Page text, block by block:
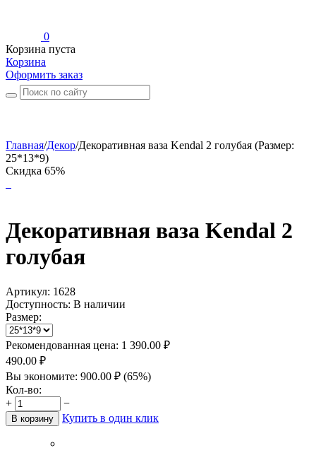
0
Корзина пуста
Корзина
Оформить заказ
Главная/Декор/Декоративная ваза Kendal 2 голубая (Размер:
25*13*9)
Скидка 65%
Декоративная ваза Kendal 2
голубая
Артикул: 1628
Доступность: В наличии
Размер:
Рекомендованная цена: 1 390.00 ₽
490.00 ₽
Вы экономите: 900.00 ₽ (65%)
Кол-во:
+
−
В корзину Купить в один клик